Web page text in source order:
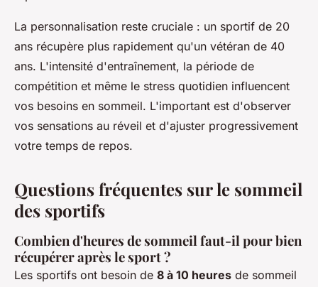
La personnalisation reste cruciale : un sportif de 20
ans récupère plus rapidement qu'un vétéran de 40
ans. L'intensité d'entraînement, la période de
compétition et même le stress quotidien influencent
vos besoins en sommeil. L'important est d'observer
vos sensations au réveil et d'ajuster progressivement
votre temps de repos.
Questions fréquentes sur le sommeil
des sportifs
Combien d'heures de sommeil faut-il pour bien
récupérer après le sport ?
Les sportifs ont besoin de 8 à 10 heures de sommeil